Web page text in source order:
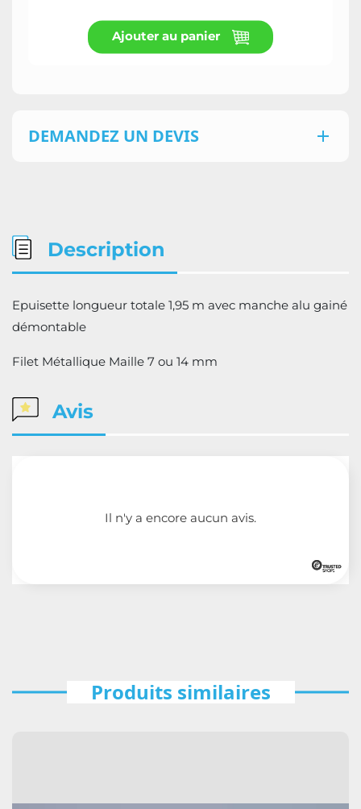
Ajouter au panier
DEMANDEZ UN DEVIS 
Description
Epuisette longueur totale 1,95 m avec manche alu gainé
démontable
Filet Métallique Maille 7 ou 14 mm
Avis
Il n'y a encore aucun avis.
Produits similaires